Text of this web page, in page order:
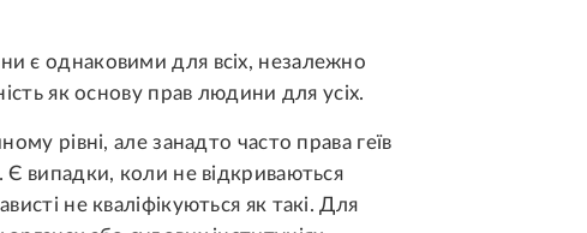
є однаковими для всіх, незалежно
як основу прав людини для усіх.
рівні, але занадто часто права геїв
Є випадки, коли не відкриваються
не кваліфікуються як такі. Для